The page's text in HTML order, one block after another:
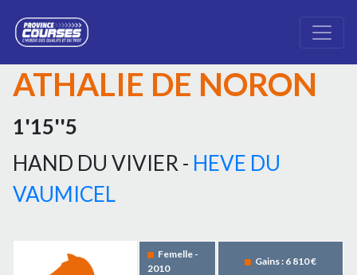
ATHALIE DE NORON
1'15''5
HAND DU VIVIER - HEVE DU
VAUMICEL
Femelle -
2010
Gains : 6 810 €